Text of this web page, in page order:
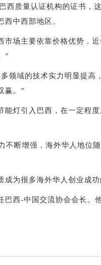
质量认证机构的证书，这
中西部地区。
主要依靠价格优势，近
”
域的技术实力明显提高
赢。”
引入巴西，在一定程度
断增强，海外华人地位随
很多海外华人创业成功
-中国交流协会会长。